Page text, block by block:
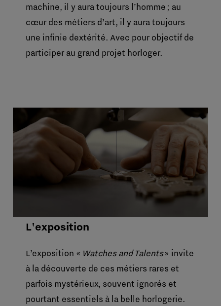
machine, il y aura toujours l’homme ; au
cœur des métiers d’art, il y aura toujours
une infinie dextérité. Avec pour objectif de
participer au grand projet horloger.
L'exposition
L’exposition « Watches and Talents» invite
à la découverte de ces métiers rares et
parfois mystérieux, souvent ignorés et
pourtant essentiels à la belle horlogerie.